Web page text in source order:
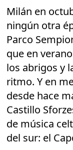
Milán en
ningún otra
Parco
que en
los abrigos y
ritmo. Y en
desde hace
Castillo
de música
del sur: el